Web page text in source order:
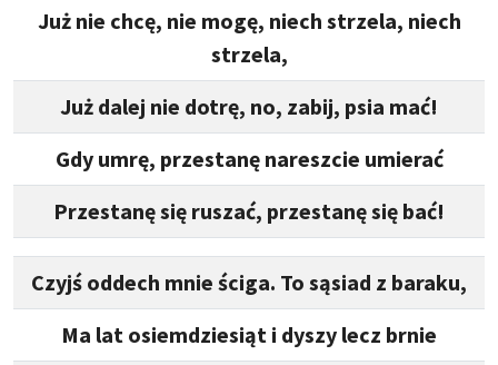
Już nie chcę, nie mogę, niech strzela, niech
strzela,
Już dalej nie dotrę, no, zabij, psia mać!
Gdy umrę, przestanę nareszcie umierać
Przestanę się ruszać, przestanę się bać!
Czyjś oddech mnie ściga. To sąsiad z baraku,
Ma lat osiemdziesiąt i dyszy lecz brnie